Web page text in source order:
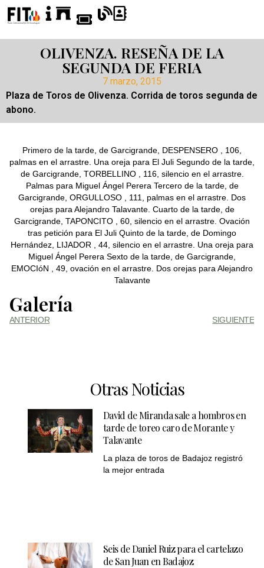
OLIVENZA. RESEÑA DE LA
SEGUNDA DE FERIA
7 marzo, 2015
Plaza de Toros de Olivenza. Corrida de toros segunda de
abono.
Primero de la tarde, de Garcigrande, DESPENSERO , 106,
palmas en el arrastre. Una oreja para El Juli Segundo de la tarde,
de Garcigrande, TORBELLINO , 116, silencio en el arrastre.
Palmas para Miguel Ángel Perera Tercero de la tarde, de
Garcigrande, ORGULLOSO , 111, palmas en el arrastre. Dos
orejas para Alejandro Talavante. Cuarto de la tarde, de
Garcigrande, TAPONCITO , 60, silencio en el arrastre. Ovación
tras petición para El Juli Quinto de la tarde, de Domingo
Hernández, LIJADOR , 44, silencio en el arrastre. Una oreja para
Miguel Ángel Perera Sexto de la tarde, de Garcigrande,
EMOCIóN , 49, ovación en el arrastre. Dos orejas para Alejandro
Talavante
Galería
ANTERIOR SIGUIENTE
Otras Noticias
David de Miranda sale a hombros en
tarde de toreo caro de Morante y
Talavante
La plaza de toros de Badajoz registró
la mejor entrada
Seis de Daniel Ruiz para el cartelazo
de San Juan en Badajoz